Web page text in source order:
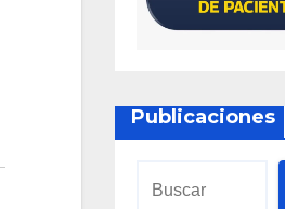
Publicaciones